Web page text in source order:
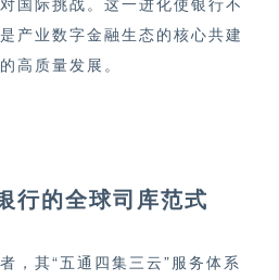
产业数字金融生态的核心共建
高质量发展。
行的全球司库范式
，其“五通四集三云”服务体系